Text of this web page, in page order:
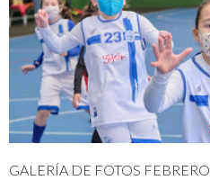
GALERÍA DE FOTOS FEBRERO